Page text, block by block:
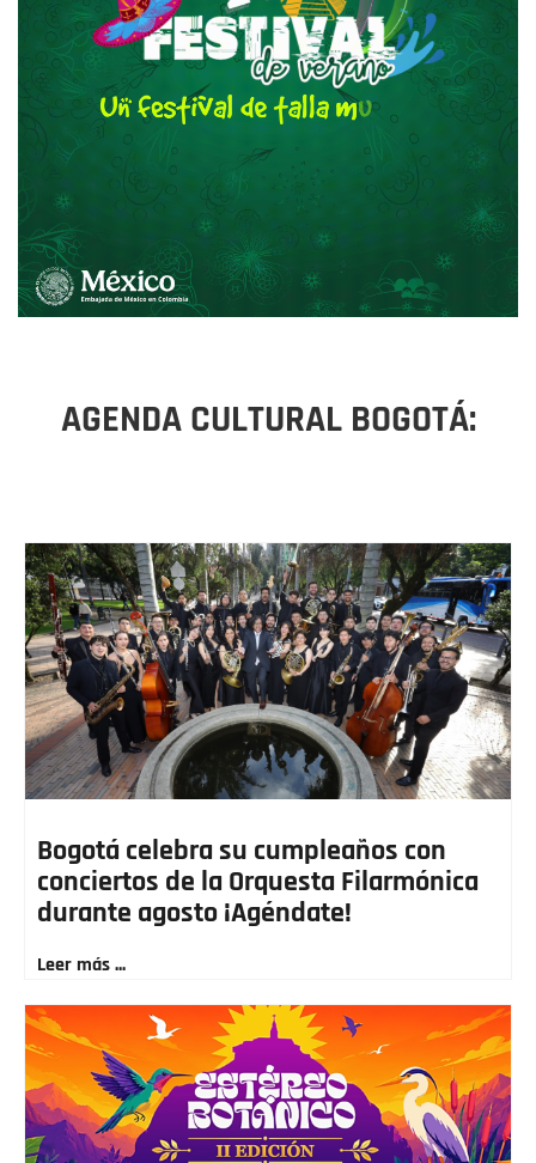
AGENDA CULTURAL BOGOTÁ:
Bogotá celebra su cumpleaños con
conciertos de la Orquesta Filarmónica
durante agosto ¡Agéndate!
Leer más ...